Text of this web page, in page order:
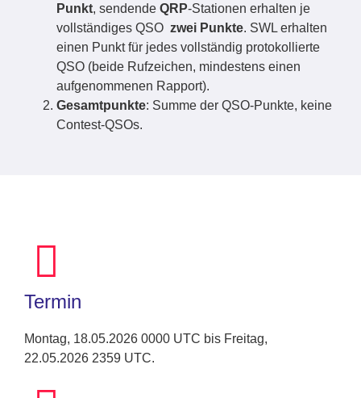
Punkt, sendende QRP-Stationen erhalten je
vollständiges QSO zwei Punkte. SWL erhalten
einen Punkt für jedes vollständig protokollierte
QSO (beide Rufzeichen, mindestens einen
aufgenommenen Rapport).
Gesamtpunkte: Summe der QSO-Punkte, keine
Contest-QSOs.
Termin
Montag, 18.05.2026 0000 UTC bis Freitag,
22.05.2026 2359 UTC.